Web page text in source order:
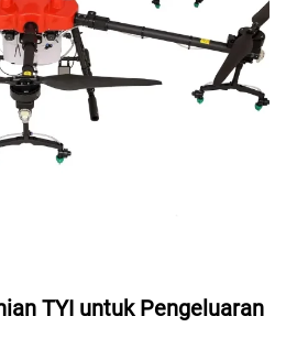
TYI untuk Pengeluaran